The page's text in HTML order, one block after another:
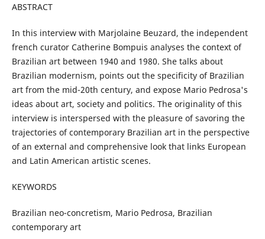
ABSTRACT
In this interview with Marjolaine Beuzard, the independent
french curator Catherine Bompuis analyses the context of
Brazilian art between 1940 and 1980. She talks about
Brazilian modernism, points out the specificity of Brazilian
art from the mid-20th century, and expose Mario Pedrosa's
ideas about art, society and politics. The originality of this
interview is interspersed with the pleasure of savoring the
trajectories of contemporary Brazilian art in the perspective
of an external and comprehensive look that links European
and Latin American artistic scenes.
KEYWORDS
Brazilian neo-concretism, Mario Pedrosa, Brazilian
contemporary art